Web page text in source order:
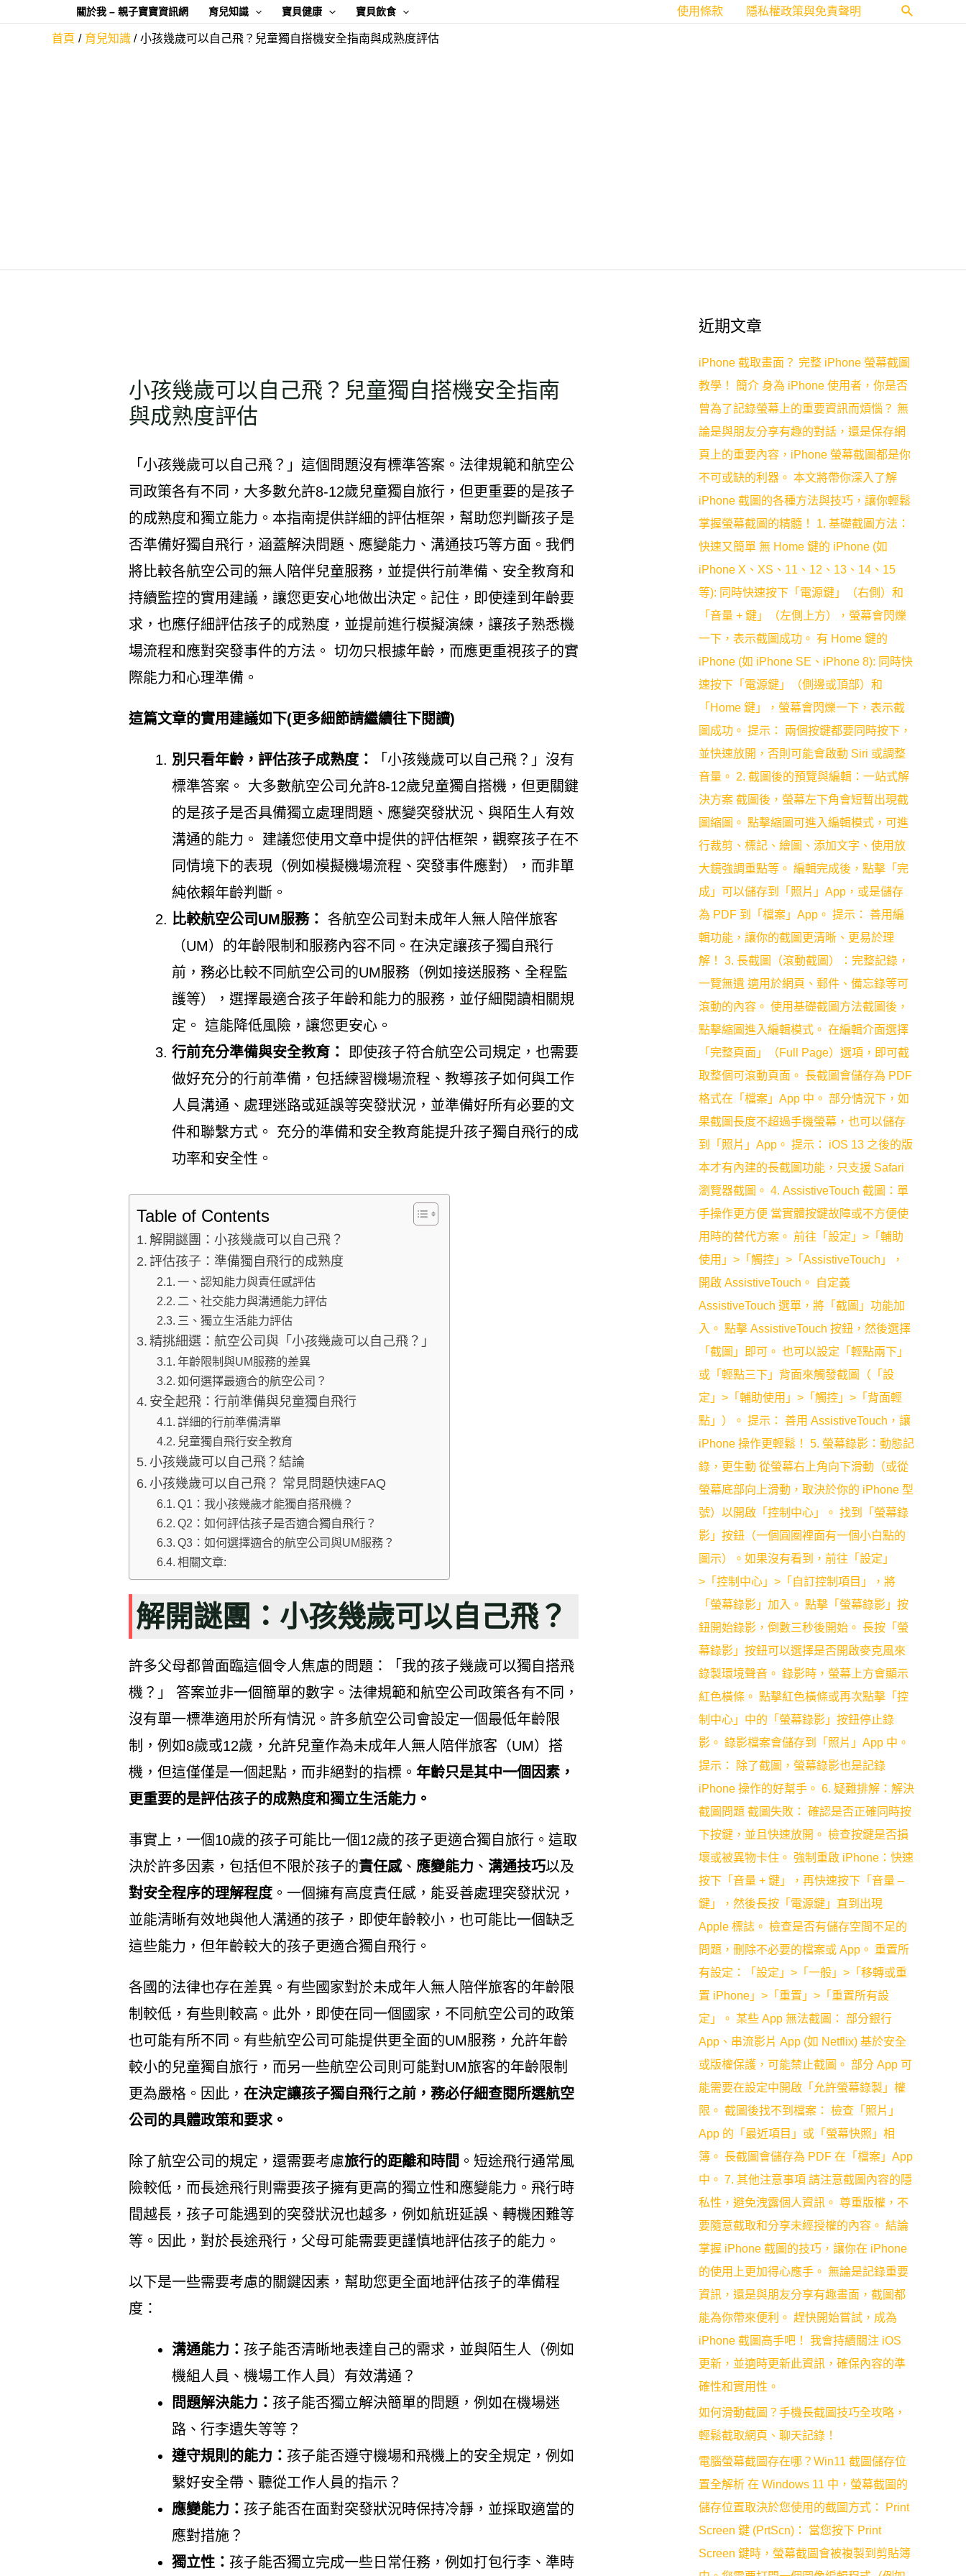
關於我 – 親子寶寶資訊網 育兒知識 寶貝健康 寶貝飲食 使用條款 隱私權政策與免責聲明
搜
首頁 育兒知識 小孩幾歲可以自己飛？兒童獨自搭機安全指南與成熟度評估
小孩幾歲可以自己飛？兒童獨自搭機安全指南
與成熟度評估
「小孩幾歲可以自己飛？」這個問題沒有標準答案。法律規範和航空公
司政策各有不同，大多數允許8-12歲兒童獨自旅行，但更重要的是孩子
的成熟度和獨立能力。本指南提供詳細的評估框架，幫助您判斷孩子是
否準備好獨自飛行，涵蓋解決問題、應變能力、溝通技巧等方面。我們
將比較各航空公司的無人陪伴兒童服務，並提供行前準備、安全教育和
持續監控的實用建議，讓您更安心地做出決定。記住，即使達到年齡要
求，也應仔細評估孩子的成熟度，並提前進行模擬演練，讓孩子熟悉機
場流程和應對突發事件的方法。 切勿只根據年齡，而應更重視孩子的實
際能力和心理準備。
這篇文章的實用建議如下(更多細節請繼續往下閱讀)
別只看年齡，評估孩子成熟度：
「小孩幾歲可以自己飛？」沒有
標準答案。 大多數航空公司允許8-12歲兒童獨自搭機，但更關鍵
的是孩子是否具備獨立處理問題、應變突發狀況、與陌生人有效
溝通的能力。 建議您使用文章中提供的評估框架，觀察孩子在不
同情境下的表現（例如模擬機場流程、突發事件應對），而非單
純依賴年齡判斷。
比較航空公司UM服務： 各航空公司對未成年人無人陪伴旅客
（UM）的年齡限制和服務內容不同。在決定讓孩子獨自飛行
前，務必比較不同航空公司的UM服務（例如接送服務、全程監
護等），選擇最適合孩子年齡和能力的服務，並仔細閱讀相關規
定。 這能降低風險，讓您更安心。
行前充分準備與安全教育：
即使孩子符合航空公司規定，也需要
做好充分的行前準備，包括練習機場流程、教導孩子如何與工作
人員溝通、處理迷路或延誤等突發狀況，並準備好所有必要的文
件和聯繫方式。 充分的準備和安全教育能提升孩子獨自飛行的成
功率和安全性。
Table of Contents
解開謎團：小孩幾歲可以自己飛？
評估孩子：準備獨自飛行的成熟度
一、認知能力與責任感評估
二、社交能力與溝通能力評估
三、獨立生活能力評估
精挑細選：航空公司與「小孩幾歲可以自己飛？」
年齡限制與UM服務的差異
如何選擇最適合的航空公司？
安全起飛：行前準備與兒童獨自飛行
詳細的行前準備清單
兒童獨自飛行安全教育
小孩幾歲可以自己飛？結論
小孩幾歲可以自己飛？ 常見問題快速FAQ
Q1：我小孩幾歲才能獨自搭飛機？
Q2：如何評估孩子是否適合獨自飛行？
Q3：如何選擇適合的航空公司與UM服務？
相關文章:
解開謎團：小孩幾歲可以自己飛？
許多父母都曾面臨這個令人焦慮的問題：「我的孩子幾歲可以獨自搭飛
機？」 答案並非一個簡單的數字。法律規範和航空公司政策各有不同，
沒有單一標準適用於所有情況。許多航空公司會設定一個最低年齡限
制，例如8歲或12歲，允許兒童作為未成年人無人陪伴旅客（UM）搭
機，但這僅僅是一個起點，而非絕對的指標。 年齡只是其中一個因素，
更重要的是評估孩子的成熟度和獨立生活能力。
事實上，一個10歲的孩子可能比一個12歲的孩子更適合獨自旅行。這取
決於許多因素，包括但不限於孩子的責任感、 應變能力 、 溝通技巧以及
對安全程序的理解程度。一個擁有高度責任感，能妥善處理突發狀況，
並能清晰有效地與他人溝通的孩子，即使年齡較小，也可能比一個缺乏
這些能力，但年齡較大的孩子更適合獨自飛行。
各國的法律也存在差異。有些國家對於未成年人無人陪伴旅客的年齡限
制較低，有些則較高。此外，即使在同一個國家，不同航空公司的政策
也可能有所不同。有些航空公司可能提供更全面的UM服務，允許年齡
較小的兒童獨自旅行，而另一些航空公司則可能對UM旅客的年齡限制
更為嚴格。因此， 在決定讓孩子獨自飛行之前，務必仔細查閱所選航空
公司的具體政策和要求。
除了航空公司的規定，還需要考慮旅行的距離和時間 。短途飛行通常風
險較低，而長途飛行則需要孩子擁有更高的獨立性和應變能力。飛行時
間越長，孩子可能遇到的突發狀況也越多，例如航班延誤、轉機困難等
等。因此，對於長途飛行，父母可能需要更謹慎地評估孩子的能力。
以下是一些需要考慮的關鍵因素，幫助您更全面地評估孩子的準備程
度：
溝通能力： 孩子能否清晰地表達自己的需求，並與陌生人（例如
機組人員、機場工作人員）有效溝通？
問題解決能力： 孩子能否獨立解決簡單的問題，例如在機場迷
路、行李遺失等等？
遵守規則的能力： 孩子能否遵守機場和飛機上的安全規定，例如
繫好安全帶、聽從工作人員的指示？
應變能力： 孩子能否在面對突發狀況時保持冷靜，並採取適當的
應對措施？
獨立性： 孩子能否獨立完成一些日常任務，例如打包行李、準時
近期文章
iPhone 截取畫面？ 完整 iPhone 螢幕截圖
教學！ 簡介 身為 iPhone 使用者，你是否
曾為了記錄螢幕上的重要資訊而煩惱？ 無
論是與朋友分享有趣的對話，還是保存網
頁上的重要內容，iPhone 螢幕截圖都是你
不可或缺的利器。 本文將帶你深入了解
iPhone 截圖的各種方法與技巧，讓你輕鬆
掌握螢幕截圖的精髓！ 1. 基礎截圖方法：
快速又簡單 無 Home 鍵的 iPhone (如
iPhone X、XS、11、12、13、14、15
等): 同時快速按下「電源鍵」（右側）和
「音量 + 鍵」（左側上方），螢幕會閃爍
一下，表示截圖成功。 有 Home 鍵的
iPhone (如 iPhone SE、iPhone 8): 同時快
速按下「電源鍵」（側邊或頂部）和
「Home 鍵」，螢幕會閃爍一下，表示截
圖成功。 提示： 兩個按鍵都要同時按下，
並快速放開，否則可能會啟動 Siri 或調整
音量。 2. 截圖後的預覽與編輯：一站式解
決方案 截圖後，螢幕左下角會短暫出現截
圖縮圖。 點擊縮圖可進入編輯模式，可進
行裁剪、標記、繪圖、添加文字、使用放
大鏡強調重點等。 編輯完成後，點擊「完
成」可以儲存到「照片」App，或是儲存
為 PDF 到「檔案」App。 提示： 善用編
輯功能，讓你的截圖更清晰、更易於理
解！ 3. 長截圖（滾動截圖）：完整記錄，
一覽無遺 適用於網頁、郵件、備忘錄等可
滾動的內容。 使用基礎截圖方法截圖後，
點擊縮圖進入編輯模式。 在編輯介面選擇
「完整頁面」（Full Page）選項，即可截
取整個可滾動頁面。 長截圖會儲存為 PDF
格式在「檔案」App 中。 部分情況下，如
果截圖長度不超過手機螢幕，也可以儲存
到「照片」App。 提示： iOS 13 之後的版
本才有內建的長截圖功能，只支援 Safari
瀏覽器截圖。 4. AssistiveTouch 截圖：單
手操作更方便 當實體按鍵故障或不方便使
用時的替代方案。 前往「設定」>「輔助
使用」>「觸控」>「AssistiveTouch」，
開啟 AssistiveTouch。 自定義
AssistiveTouch 選單，將「截圖」功能加
入。 點擊 AssistiveTouch 按鈕，然後選擇
「截圖」即可。 也可以設定「輕點兩下」
或「輕點三下」背面來觸發截圖（「設
定」>「輔助使用」>「觸控」>「背面輕
點」）。 提示： 善用 AssistiveTouch，讓
iPhone 操作更輕鬆！ 5. 螢幕錄影：動態記
錄，更生動 從螢幕右上角向下滑動（或從
螢幕底部向上滑動，取決於你的 iPhone 型
號）以開啟「控制中心」。 找到「螢幕錄
影」按鈕（一個圓圈裡面有一個小白點的
圖示）。如果沒有看到，前往「設定」
>「控制中心」>「自訂控制項目」，將
「螢幕錄影」加入。 點擊「螢幕錄影」按
鈕開始錄影，倒數三秒後開始。 長按「螢
幕錄影」按鈕可以選擇是否開啟麥克風來
錄製環境聲音。 錄影時，螢幕上方會顯示
紅色橫條。 點擊紅色橫條或再次點擊「控
制中心」中的「螢幕錄影」按鈕停止錄
影。 錄影檔案會儲存到「照片」App 中。
提示： 除了截圖，螢幕錄影也是記錄
iPhone 操作的好幫手。 6. 疑難排解：解決
截圖問題 截圖失敗： 確認是否正確同時按
下按鍵，並且快速放開。 檢查按鍵是否損
壞或被異物卡住。 強制重啟 iPhone：快速
按下「音量 + 鍵」，再快速按下「音量 –
鍵」，然後長按「電源鍵」直到出現
Apple 標誌。 檢查是否有儲存空間不足的
問題，刪除不必要的檔案或 App。 重置所
有設定：「設定」>「一般」>「移轉或重
置 iPhone」>「重置」>「重置所有設
定」。 某些 App 無法截圖： 部分銀行
App、串流影片 App (如 Netflix) 基於安全
或版權保護，可能禁止截圖。 部分 App 可
能需要在設定中開啟「允許螢幕錄製」權
限。 截圖後找不到檔案： 檢查「照片」
App 的「最近項目」或「螢幕快照」相
簿。 長截圖會儲存為 PDF 在「檔案」App
中。 7. 其他注意事項 請注意截圖內容的隱
私性，避免洩露個人資訊。 尊重版權，不
要隨意截取和分享未經授權的內容。 結論
掌握 iPhone 截圖的技巧，讓你在 iPhone
的使用上更加得心應手。 無論是記錄重要
資訊，還是與朋友分享有趣畫面，截圖都
能為你帶來便利。 趕快開始嘗試，成為
iPhone 截圖高手吧！ 我會持續關注 iOS
更新，並適時更新此資訊，確保內容的準
確性和實用性。
如何滑動截圖？手機長截圖技巧全攻略，
輕鬆截取網頁、聊天記錄！
電腦螢幕截圖存在哪？Win11 截圖儲存位
置全解析 在 Windows 11 中，螢幕截圖的
儲存位置取決於您使用的截圖方式： Print
Screen 鍵 (PrtScn)： 當您按下 Print
Screen 鍵時，螢幕截圖會被複製到剪貼簿